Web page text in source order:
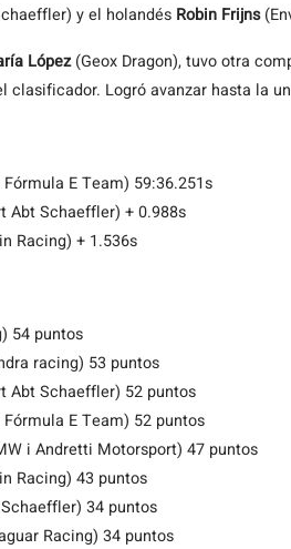
y el holandés Robin Frijns
López(Geox Dragon), tuvo otra
clasificador. Logró avanzar hasta la
E Team) 59:36.251s
Abt Schaeffler) + 0.988s
Racing) + 1.536s
54 puntos
racing) 53 puntos
Abt Schaeffler) 52 puntos
E Team) 52 puntos
i Andretti Motorsport) 47 puntos
Racing) 43 puntos
34 puntos
Racing) 34 puntos